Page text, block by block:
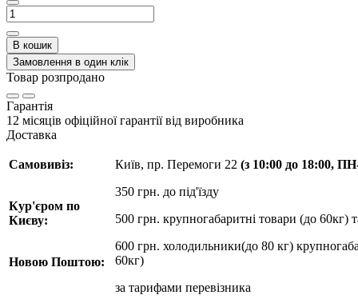
В кошик
Замовлення в один клік
Товар розпродано
Гарантія
12 місяців офіційної гарантії від виробника
Доставка
Самовивіз:
Кур'єром по
Києву:
Новою Поштою:
Київ, пр. Перемоги 22 (з 10:00 до 18:00,
350 грн. до під'їзду
500 грн. крупногабаритні товари (до 60кг)
600 грн. холодильники(до 80 кг)
60кг)
за тарифами перевізника